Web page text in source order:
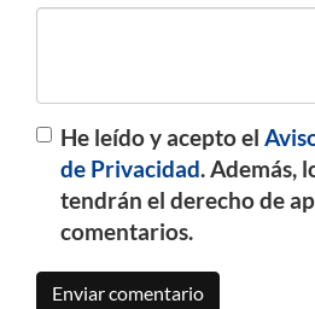
He leído y acepto el
de Privacidad. Además,
tendrán el derecho de
comentarios.
Enviar comentario